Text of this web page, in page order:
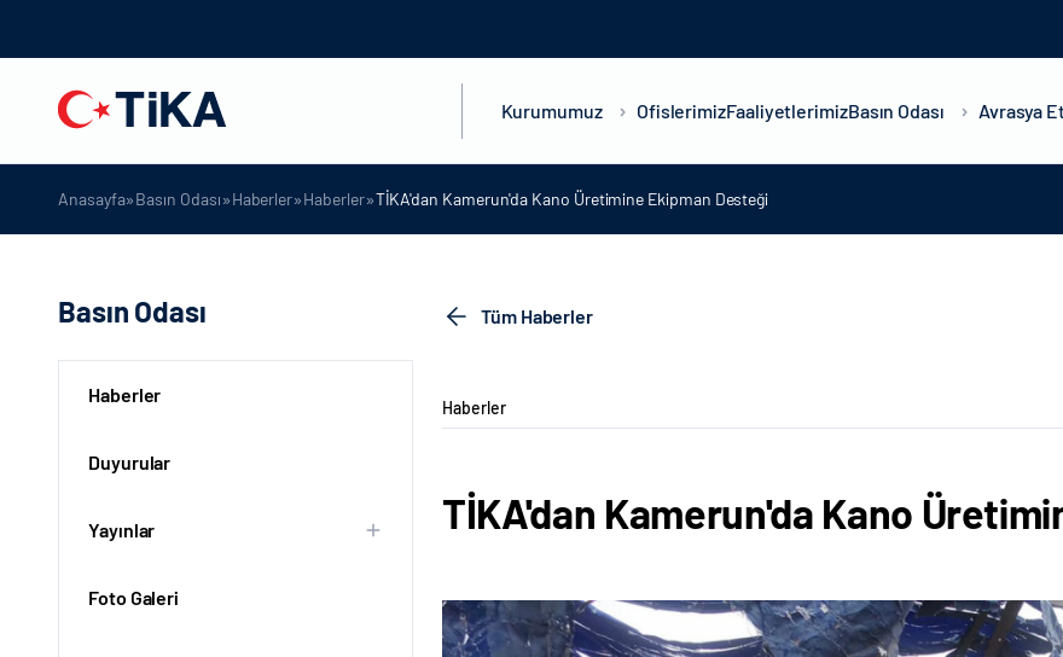
Kurumumuz OfislerimizFaaliyetlerimizBasın Odası Avrasya
Anasayfa»Basın Odası»Haberler»Haberler»TİKA'dan Kamerun'da Kano Üretimine Ekipman Desteği
Basın Odası
Haberler
Duyurular
Yayınlar
Foto Galeri
Tüm Haberler
Haberler
TİKA'dan Kamerun'da Kano